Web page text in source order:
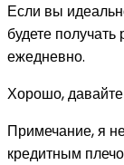
Если вы
будете
ежедневно.
Хорошо,
Примечание, я
кредитным